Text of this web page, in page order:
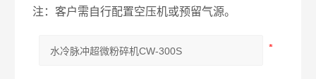
注：客户需自行配置空压机或预留气源。